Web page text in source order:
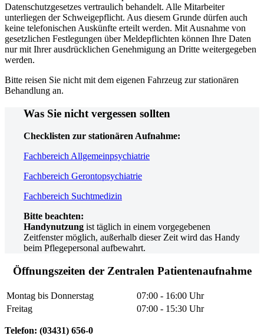
Datenschutzgesetzes vertraulich behandelt. Alle Mitarbeiter
unterliegen der Schweigepflicht. Aus diesem Grunde dürfen auch
keine telefonischen Auskünfte erteilt werden. Mit Ausnahme von
gesetzlichen Festlegungen über Meldepflichten können Ihre Daten
nur mit Ihrer ausdrücklichen Genehmigung an Dritte weitergegeben
werden.
Bitte reisen Sie nicht mit dem eigenen Fahrzeug zur stationären
Behandlung an.
Was Sie nicht vergessen sollten
Checklisten zur stationären Aufnahme:
Fachbereich Allgemeinpsychiatrie
Fachbereich Gerontopsychiatrie
Fachbereich Suchtmedizin
Bitte beachten:
Handynutzung ist täglich in einem vorgegebenen
Zeitfenster möglich, außerhalb dieser Zeit wird das Handy
beim Pflegepersonal aufbewahrt.
Öffnungszeiten der Zentralen Patientenaufnahme
Montag bis Donnerstag
07:00 - 16:00 Uhr
Freitag
07:00 - 15:30 Uhr
Telefon: (03431) 656-0